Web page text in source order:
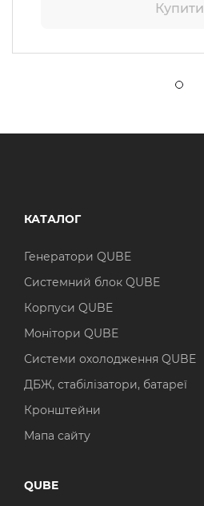
Купити
КАТАЛОГ
Генератори QUBE
Системний блок QUBE
Корпуси QUBE
Монітори QUBE
Системи охолодження QUBE
ДБЖ, стабілізатори, батареї
Кронштейни
Мапа сайту
QUBE